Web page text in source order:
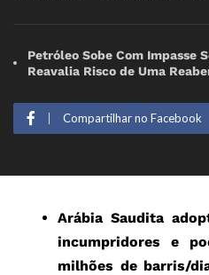
Petróleo Sobe Com Impasse
Reavalia Risco de Uma
Compartilhar no Facebook
Arábia Saudita
incumpridores e
milhões de barris/